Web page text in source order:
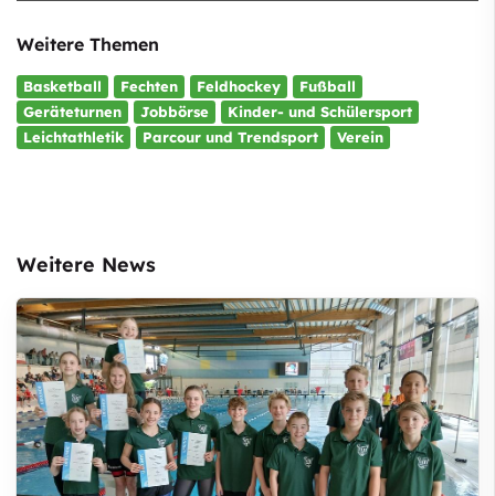
Weitere Themen
Basketball Fechten Feldhockey
Fußball
Geräteturnen
Jobbörse
Kinder- und Schülersport
Leichtathletik
Parcour und Trendsport Verein
Weitere News